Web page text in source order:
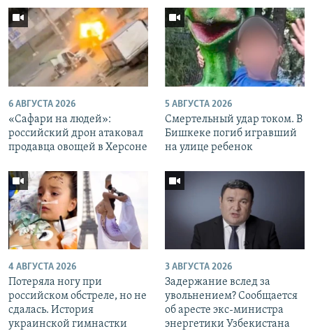
6 АВГУСТА 2026
«Cафари на людей»:
российский дрон атаковал
продавца овощей в Херсоне
5 АВГУСТА 2026
Смертельный удар током. В
Бишкеке погиб игравший
на улице ребенок
4 АВГУСТА 2026
Потеряла ногу при
российском обстреле, но не
сдалась. История
украинской гимнастки
3 АВГУСТА 2026
Задержание вслед за
увольнением? Сообщается
об аресте экс-министра
энергетики Узбекистана